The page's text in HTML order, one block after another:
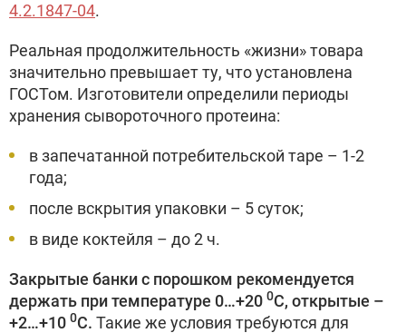
4.2.1847-04.
Реальная продолжительность «жизни» товара
значительно превышает ту, что установлена
ГОСТом. Изготовители определили периоды
хранения сывороточного протеина:
в запечатанной потребительской таре – 1-2
года;
после вскрытия упаковки – 5 суток;
в виде коктейля – до 2 ч.
Закрытые банки с порошком рекомендуется
держать при температуре 0…+20 0С, открытые –
+2…+10 0С. Такие же условия требуются для